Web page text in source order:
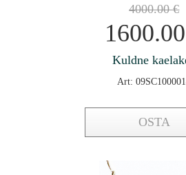
4000.00€
1600.00
Kuldne
Art:
OSTA